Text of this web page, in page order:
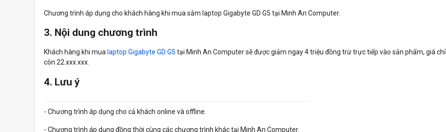
Chương trình áp dụng cho khách hàng khi mua sắm laptop Gigabyte GD G5 tại Minh An Computer.
3. Nội dung chương trình
Khách hàng khi mua laptop Gigabyte GD G5 tại Minh An Computer sẽ được giảm ngay 4 triệu đồng trừ trực tiếp vào sản phẩm, giá chỉ
còn 22.xxx.xxx.
4. Lưu ý
- Chương trình áp dụng cho cả khách online và offline.
- Chương trình áp dụng đồng thời cùng các chương trình khác tại Minh An Computer.